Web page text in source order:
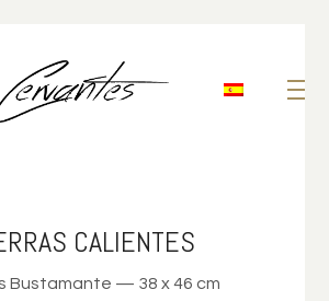
CALIENTES
Bustamante — 38 x 46 cm